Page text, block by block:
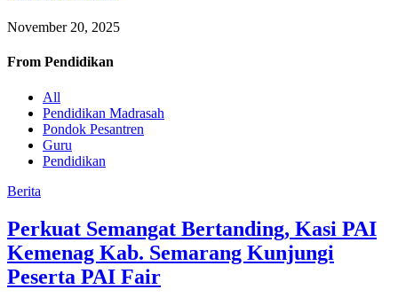
November 20, 2025
From Pendidikan
All
Pendidikan Madrasah
Pondok Pesantren
Guru
Pendidikan
Berita
Perkuat Semangat Bertanding, Kasi PAI
Kemenag Kab. Semarang Kunjungi
Peserta PAI Fair